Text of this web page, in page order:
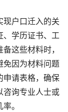
现户口迁入的关
、学历证书、工
这些材料时，
免因为材料问题
申请表格，确保
咨询专业人士或
。